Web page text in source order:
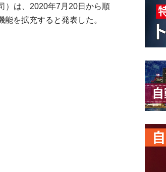
）は、2020年7月20日から順
を拡充すると発表した。